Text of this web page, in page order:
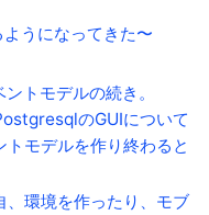
うになってきた〜
トモデルの続き。
のGUIについて
モデルを作り終わると
、環境を作ったり、モブ